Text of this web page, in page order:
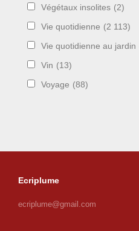
Végétaux insolites (2)
Vie quotidienne (2 113)
Vie quotidienne au jardin
Vin (13)
Voyage (88)
Ecriplume
ecriplume@gmail.com